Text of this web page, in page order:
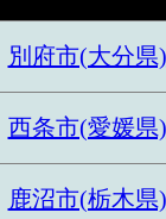
別府市(大分県)
西条市(愛媛県)
鹿沼市(栃木県)